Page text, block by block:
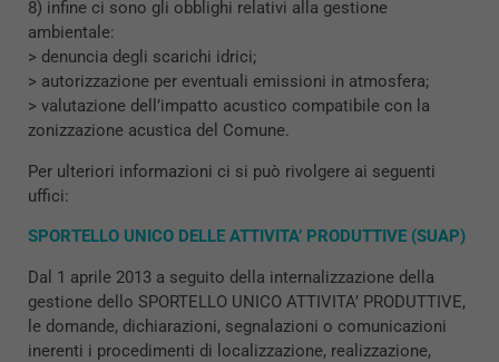
8) infine ci sono gli obblighi relativi alla gestione
ambientale:
> denuncia degli scarichi idrici;
> autorizzazione per eventuali emissioni in atmosfera;
> valutazione dell’impatto acustico compatibile con la
zonizzazione acustica del Comune.
Per ulteriori informazioni ci si può rivolgere ai seguenti
uffici:
SPORTELLO UNICO DELLE ATTIVITA’ PRODUTTIVE (SUAP)
Dal 1 aprile 2013 a seguito della internalizzazione della
gestione dello SPORTELLO UNICO ATTIVITA’ PRODUTTIVE,
le domande, dichiarazioni, segnalazioni o comunicazioni
inerenti i procedimenti di localizzazione, realizzazione,